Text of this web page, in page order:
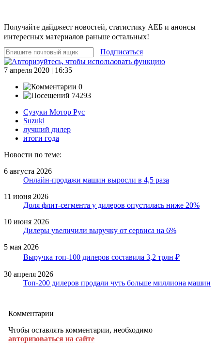
Получайте дайджест новостей, статистику АЕБ и анонсы
интересных материалов раньше остальных!
Подписаться
7 апреля 2020 | 16:35
0
74293
Сузуки Мотор Рус
Suzuki
лучший дилер
итоги года
Новости по теме:
6 августа 2026
Онлайн-продажи машин выросли в 4,5 раза
11 июня 2026
Доля флит-сегмента у дилеров опустилась ниже 20%
10 июня 2026
Дилеры увеличили выручку от сервиса на 6%
5 мая 2026
Выручка топ-100 дилеров составила 3,2 трлн ₽
30 апреля 2026
Топ-200 дилеров продали чуть больше миллиона машин
Комментарии
Чтобы оставлять комментарии, необходимо
авторизоваться на сайте